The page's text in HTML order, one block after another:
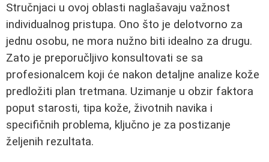
Stručnjaci u ovoj oblasti naglašavaju važnost
individualnog pristupa. Ono što je delotvorno za
jednu osobu, ne mora nužno biti idealno za drugu.
Zato je preporučljivo konsultovati se sa
profesionalcem koji će nakon detaljne analize kože
predložiti plan tretmana. Uzimanje u obzir faktora
poput starosti, tipa kože, životnih navika i
specifičnih problema, ključno je za postizanje
željenih rezultata.